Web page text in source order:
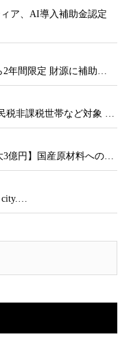
ア、AI導入補助金認定
2年間限定 財源に補助…
税非課税世帯など対象 …
3億円】国産原材料への…
city.…